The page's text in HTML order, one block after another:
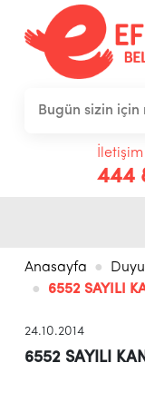
444
Anasayfa
6552 SAYILI
24.10.2014
6552 SAYILI